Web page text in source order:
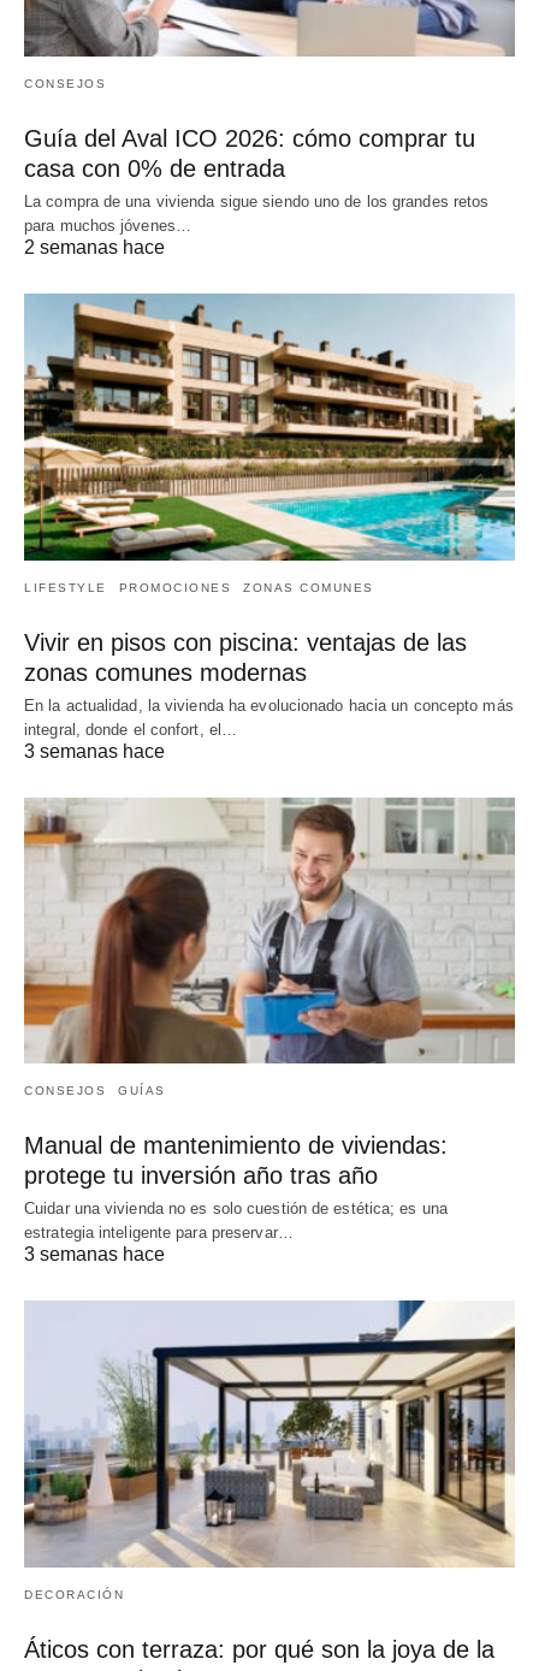
CONSEJOS
Guía del Aval ICO 2026: cómo comprar tu
casa con 0% de entrada
La compra de una vivienda sigue siendo uno de los grandes retos
para muchos jóvenes…
2 semanas hace
LIFESTYLE PROMOCIONES ZONAS COMUNES
Vivir en pisos con piscina: ventajas de las
zonas comunes modernas
En la actualidad, la vivienda ha evolucionado hacia un concepto más
integral, donde el confort, el…
3 semanas hace
CONSEJOS GUÍAS
Manual de mantenimiento de viviendas:
protege tu inversión año tras año
Cuidar una vivienda no es solo cuestión de estética; es una
estrategia inteligente para preservar…
3 semanas hace
DECORACIÓN
Áticos con terraza: por qué son la joya de la